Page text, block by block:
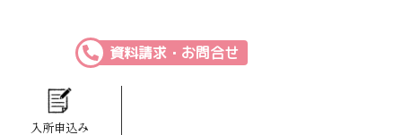
入所申込み
資料請求・お問合せ